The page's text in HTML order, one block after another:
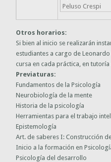
Peluso Crespi
Otros horarios:
Si bien al inicio se realizarán
estudiantes a cargo de
cursa en cada práctica, en
Previaturas:
Fundamentos de la Psicología
Neurobiología de la mente
Historia de la psicología
Herramientas para el trabajo
Epistemología
Art. de saberes I: Construcción
Inicio a la formación en
Psicología del desarrollo